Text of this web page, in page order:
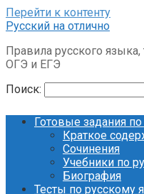
Перейти к контенту
Русский на отлично
Правила русского
ОГЭ и ЕГЭ
Поиск:
Готовые задания
Краткое
Сочинения
Учебники по
Биография
Тесты по русскому